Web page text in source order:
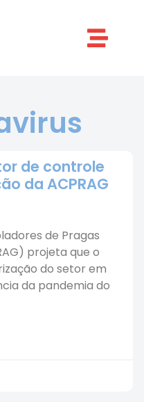
de controle
da ACPRAG
de Pragas
projeta que o
do setor em
da pandemia do